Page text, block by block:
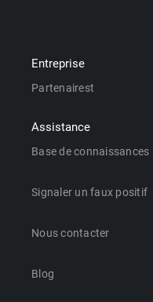
Entreprise
Partenairest
Assistance
Base de connaissances
Signaler un faux positif
Nous contacter
Blog